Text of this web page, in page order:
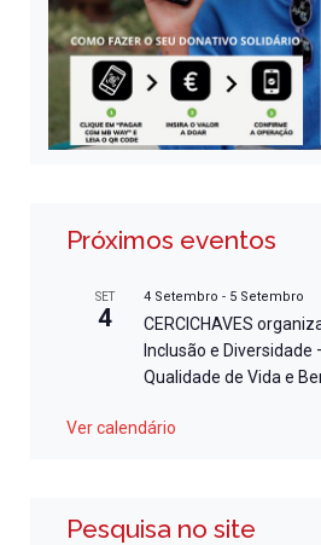
Próximos eventos
SET
4
4 Setembro - 5 Setembro
CERCICHAVES
Inclusão e Diversidade
Qualidade de Vida e
Ver calendário
Pesquisa no site